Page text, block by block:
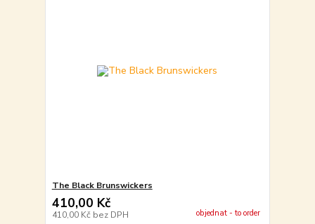
The Black Brunswickers
410,00 Kč
410,00 Kč bez DPH objednat - to order